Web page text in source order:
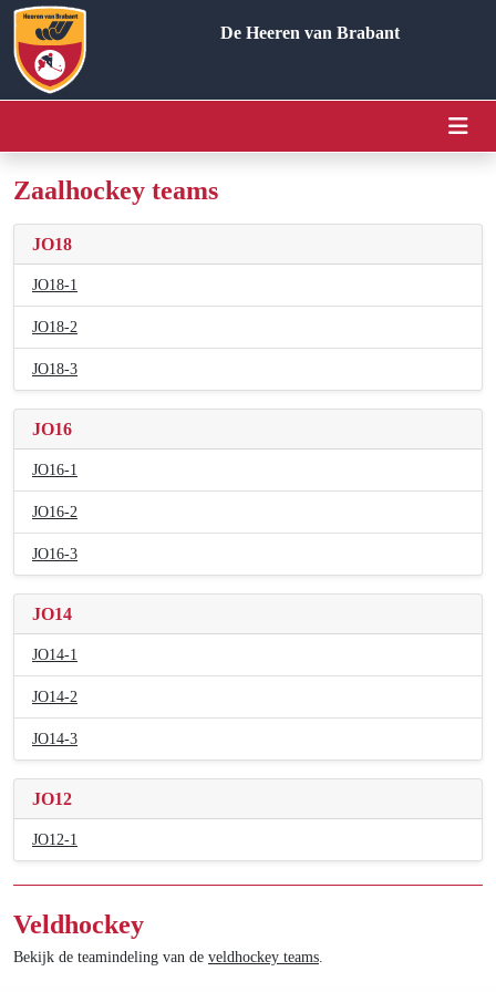
De Heeren van Brabant
Zaalhockey teams
JO18
JO18-1
JO18-2
JO18-3
JO16
JO16-1
JO16-2
JO16-3
JO14
JO14-1
JO14-2
JO14-3
JO12
JO12-1
Veldhockey
Bekijk de teamindeling van de veldhockey teams